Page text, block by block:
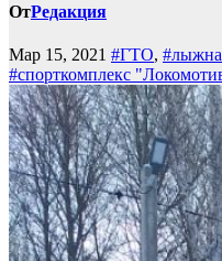
ОтРедакция
Мар 15, 2021 #ГТО,
#спорткомплекс